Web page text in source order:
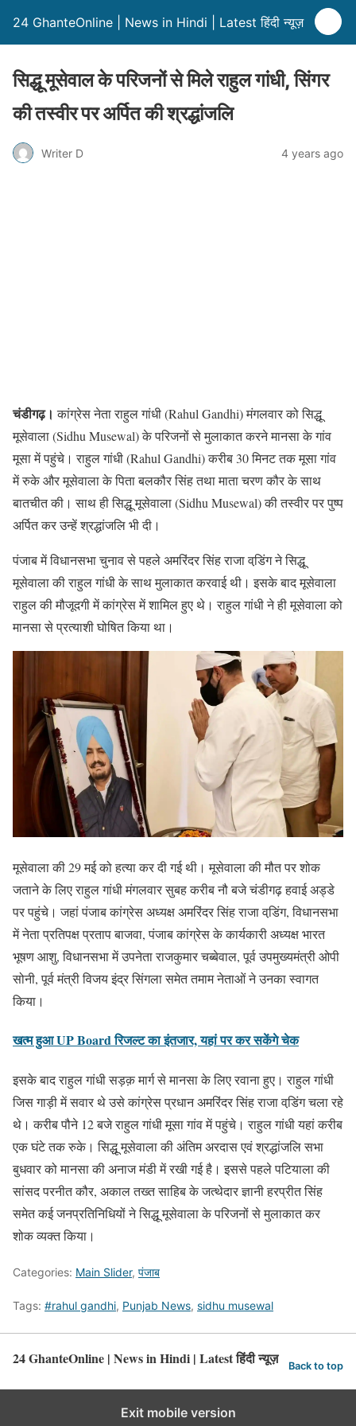
24 GhanteOnline | News in Hindi | Latest हिंदी न्यूज़
सिद्धू मूसेवाल के परिजनों से मिले राहुल गांधी, सिंगर
की तस्वीर पर अर्पित की श्रद्धांजलि
Writer D 4 years ago
चंडीगढ़। कांग्रेस नेता राहुल गांधी (Rahul Gandhi) मंगलवार को सिद्धू
मूसेवाला (Sidhu Musewal) के परिजनों से मुलाकात करने मानसा के गांव
मूसा में पहुंचे। राहुल गांधी (Rahul Gandhi) करीब 30 मिनट तक मूसा गांव
में रुके और मूसेवाला के पिता बलकौर सिंह तथा माता चरण कौर के साथ
बातचीत की। साथ ही सिद्धू मूसेवाला (Sidhu Musewal) की तस्वीर पर पुष्प
अर्पित कर उन्हें श्रद्धांजलि भी दी।
पंजाब में विधानसभा चुनाव से पहले अमरिंदर सिंह राजा वडि़ंग ने सिद्धू
मूसेवाला की राहुल गांधी के साथ मुलाकात करवाई थी। इसके बाद मूसेवाला
राहुल की मौजूदगी में कांग्रेस में शामिल हुए थे। राहुल गांधी ने ही मूसेवाला को
मानसा से प्रत्याशी घोषित किया था।
मूसेवाला की 29 मई को हत्या कर दी गई थी। मूसेवाला की मौत पर शोक
जताने के लिए राहुल गांधी मंगलवार सुबह करीब नौ बजे चंडीगढ़ हवाई अड्डे
पर पहुंचे। जहां पंजाब कांग्रेस अध्यक्ष अमरिंदर सिंह राजा वडि़ंग, विधानसभा
में नेता प्रतिपक्ष प्रताप बाजवा, पंजाब कांग्रेस के कार्यकारी अध्यक्ष भारत
भूषण आशु, विधानसभा में उपनेता राजकुमार चब्बेवाल, पूर्व उपमुख्यमंत्री ओपी
सोनी, पूर्व मंत्री विजय इंद्र सिंगला समेत तमाम नेताओं ने उनका स्वागत
किया।
खत्म हुआ UP Board रिजल्ट का इंतजार, यहां पर कर सकेंगे चेक
इसके बाद राहुल गांधी सड़क़ मार्ग से मानसा के लिए रवाना हुए। राहुल गांधी
जिस गाड़ी में सवार थे उसे कांग्रेस प्रधान अमरिंदर सिंह राजा वडि़ंग चला रहे
थे। करीब पौने 12 बजे राहुल गांधी मूसा गांव में पहुंचे। राहुल गांधी यहां करीब
एक घंटे तक रुके। सिद्धू मूसेवाला की अंतिम अरदास एवं श्रद्धांजलि सभा
बुधवार को मानसा की अनाज मंडी में रखी गई है। इससे पहले पटियाला की
सांसद परनीत कौर, अकाल तख्त साहिब के जत्थेदार ज्ञानी हरप्रीत सिंह
समेत कई जनप्रतिनिधियों ने सिद्धू मूसेवाला के परिजनों से मुलाकात कर
शोक व्यक्त किया।
Categories: Main Slider, पंजाब
Tags: #rahul gandhi, Punjab News, sidhu musewal
24 GhanteOnline | News in Hindi | Latest हिंदी न्यूज़ Back to top
Exit mobile version